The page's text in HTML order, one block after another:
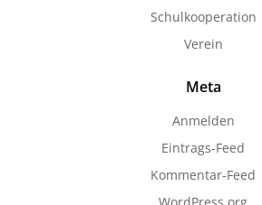
Schulkooperation
Verein
Meta
Anmelden
Eintrags-Feed
Kommentar-Feed